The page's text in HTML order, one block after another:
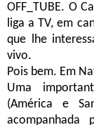
OFF_TUBE. O
liga a TV, em
que lhe
vivo.
Pois bem. Em
Uma
(América e
acompanhada